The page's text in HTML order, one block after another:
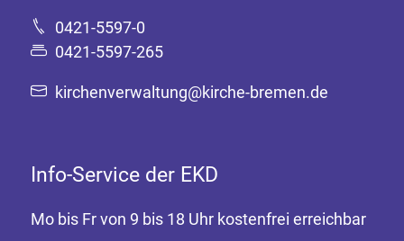
0421-5597-0
0421-5597-265
kirchenverwaltung@kirche-bremen.de
Info-Service der EKD
Mo bis Fr von 9 bis 18 Uhr kostenfrei erreichbar